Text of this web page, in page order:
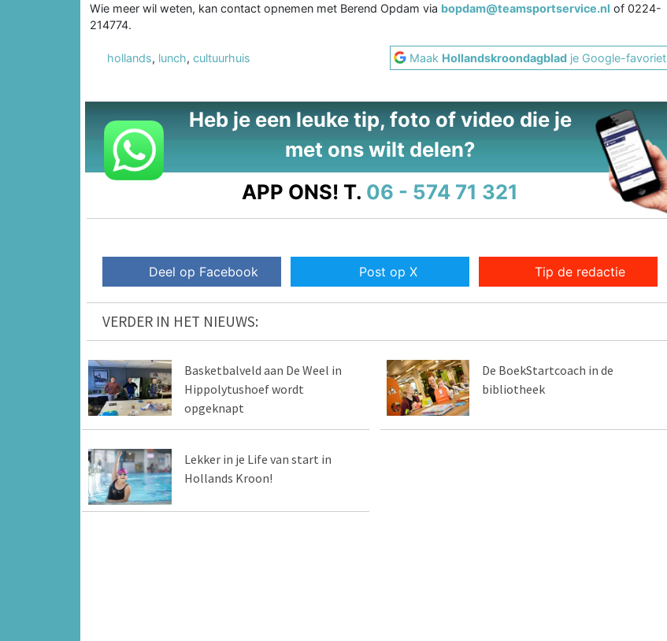
Wie meer wil weten, kan contact opnemen met Berend Opdam via bopdam@teamsportservice.nl of 0224-
214774.
hollands, lunch, cultuurhuis Maak Hollandskroondagblad je Google-favoriet
Heb je een leuke tip, foto of video die je
met ons wilt delen?
APP ONS! T. 06 - 574 71 321
Deel op Facebook Post op X Tip de redactie
VERDER IN HET NIEUWS:
Basketbalveld aan De Weel in
Hippolytushoef wordt
opgeknapt
De BoekStartcoach in de
bibliotheek
Lekker in je Life van start in
Hollands Kroon!